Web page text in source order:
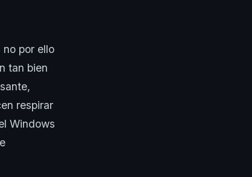
no por ello
tan bien
respirar
Windows